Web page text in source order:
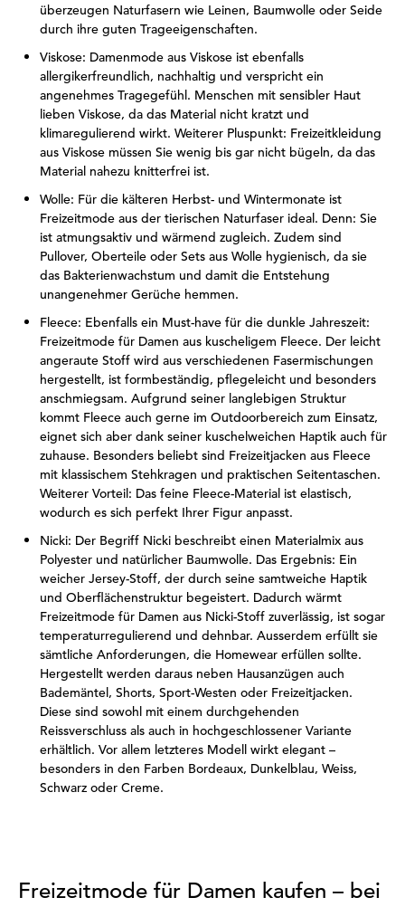
überzeugen Naturfasern wie Leinen, Baumwolle oder Seide
durch ihre guten Trageeigenschaften.
Viskose: Damenmode aus Viskose ist ebenfalls
allergikerfreundlich, nachhaltig und verspricht ein
angenehmes Tragegefühl. Menschen mit sensibler Haut
lieben Viskose, da das Material nicht kratzt und
klimaregulierend wirkt. Weiterer Pluspunkt: Freizeitkleidung
aus Viskose müssen Sie wenig bis gar nicht bügeln, da das
Material nahezu knitterfrei ist.
Wolle: Für die kälteren Herbst- und Wintermonate ist
Freizeitmode aus der tierischen Naturfaser ideal. Denn: Sie
ist atmungsaktiv und wärmend zugleich. Zudem sind
Pullover, Oberteile oder Sets aus Wolle hygienisch, da sie
das Bakterienwachstum und damit die Entstehung
unangenehmer Gerüche hemmen.
Fleece: Ebenfalls ein Must-have für die dunkle Jahreszeit:
Freizeitmode für Damen aus kuscheligem Fleece. Der leicht
angeraute Stoff wird aus verschiedenen Fasermischungen
hergestellt, ist formbeständig, pflegeleicht und besonders
anschmiegsam. Aufgrund seiner langlebigen Struktur
kommt Fleece auch gerne im Outdoorbereich zum Einsatz,
eignet sich aber dank seiner kuschelweichen Haptik auch für
zuhause. Besonders beliebt sind Freizeitjacken aus Fleece
mit klassischem Stehkragen und praktischen Seitentaschen.
Weiterer Vorteil: Das feine Fleece-Material ist elastisch,
wodurch es sich perfekt Ihrer Figur anpasst.
Nicki: Der Begriff Nicki beschreibt einen Materialmix aus
Polyester und natürlicher Baumwolle. Das Ergebnis: Ein
weicher Jersey-Stoff, der durch seine samtweiche Haptik
und Oberflächenstruktur begeistert. Dadurch wärmt
Freizeitmode für Damen aus Nicki-Stoff zuverlässig, ist sogar
temperaturregulierend und dehnbar. Ausserdem erfüllt sie
sämtliche Anforderungen, die Homewear erfüllen sollte.
Hergestellt werden daraus neben Hausanzügen auch
Bademäntel, Shorts, Sport-Westen oder Freizeitjacken.
Diese sind sowohl mit einem durchgehenden
Reissverschluss als auch in hochgeschlossener Variante
erhältlich. Vor allem letzteres Modell wirkt elegant –
besonders in den Farben Bordeaux, Dunkelblau, Weiss,
Schwarz oder Creme.
Freizeitmode für Damen kaufen – bei